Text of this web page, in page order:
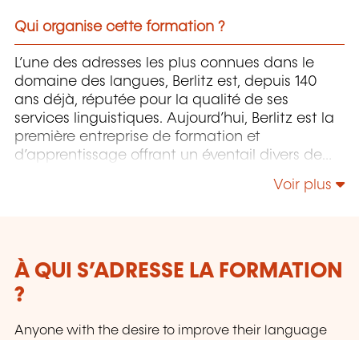
Qui organise cette formation ?
L’une des adresses les plus connues dans le
domaine des langues, Berlitz est, depuis 140
ans déjà, réputée pour la qualité de ses
services linguistiques. Aujourd’hui, Berlitz est la
première entreprise de formation et
d’apprentissage offrant un éventail divers de
Voir plus
À QUI S’ADRESSE LA FORMATION
?
Anyone with the desire to improve their language